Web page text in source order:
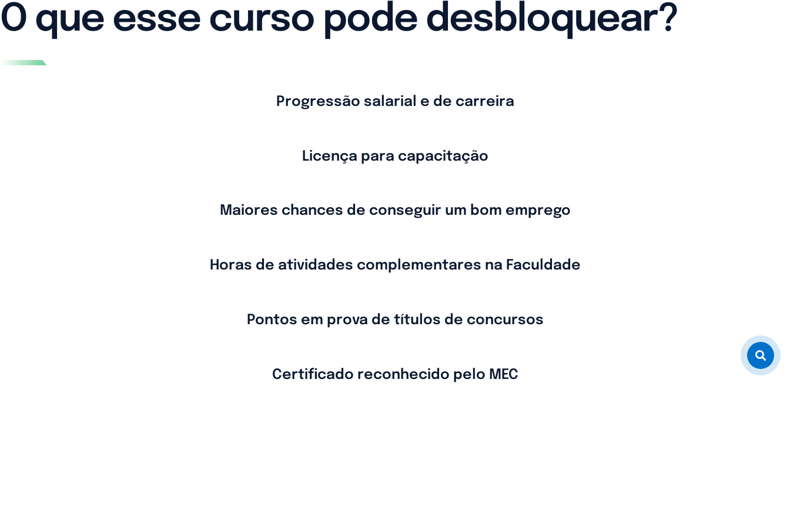
O que esse curso pode desbloquear?
Progressão salarial e de carreira
Licença para capacitação
Maiores chances de conseguir um bom emprego
Horas de atividades complementares na Faculdade
Pontos em prova de títulos de concursos
Certificado reconhecido pelo MEC